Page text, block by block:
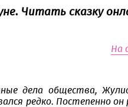
Читать сказку
На
дела общества,
редко. Постепенно он